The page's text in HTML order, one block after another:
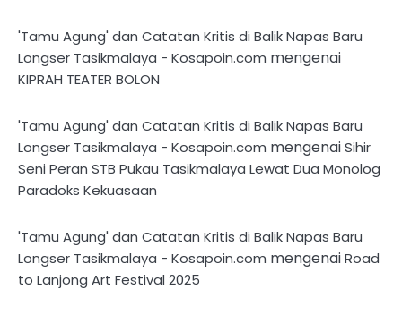
'Tamu Agung' dan Catatan Kritis di Balik Napas Baru
Longser Tasikmalaya - Kosapoin.com mengenai
KIPRAH TEATER BOLON
'Tamu Agung' dan Catatan Kritis di Balik Napas Baru
Longser Tasikmalaya - Kosapoin.com mengenaiSihir
Seni Peran STB Pukau Tasikmalaya Lewat Dua Monolog
Paradoks Kekuasaan
'Tamu Agung' dan Catatan Kritis di Balik Napas Baru
Longser Tasikmalaya - Kosapoin.com mengenaiRoad
to Lanjong Art Festival 2025